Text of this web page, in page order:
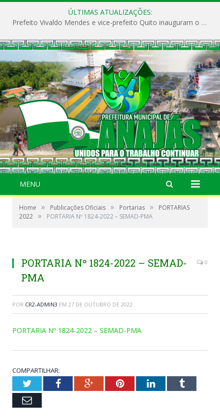
ÚLTIMAS ATUALIZAÇÕES:
Prefeito Vivaldo Mendes e vice-prefeito Quito inauguram o CAPS e fortalecem a saúde pública em Anajás.
MENU
Home » Publicações Oficiais » Portarias »
PORTARIAS
2022 » PORTARIA Nº 1824-2022 – SEMAD-PMA
PORTARIA Nº 1824-2022 – SEMAD-
PMA
0
POR CR2-ADMIN3 EM 27 DE OUTUBRO DE 2022
PORTARIA Nº 1824-2022 – SEMAD-PMA
COMPARTILHAR:
TwitterFacebookGoogle+PinterestLinkedInTumblr
Email